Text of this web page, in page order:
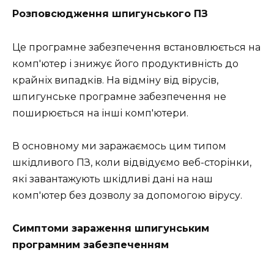
Розповсюдження шпигунського ПЗ
Це програмне забезпечення встановлюється на
комп'ютер і знижує його продуктивність до
крайніх випадків. На відміну від вірусів,
шпигунське програмне забезпечення не
поширюється на інші комп'ютери.
В основному ми заражаємось цим типом
шкідливого ПЗ, коли відвідуємо веб-сторінки,
які завантажують шкідливі дані на наш
комп'ютер без дозволу за допомогою вірусу.
Симптоми зараження шпигунським
програмним забезпеченням